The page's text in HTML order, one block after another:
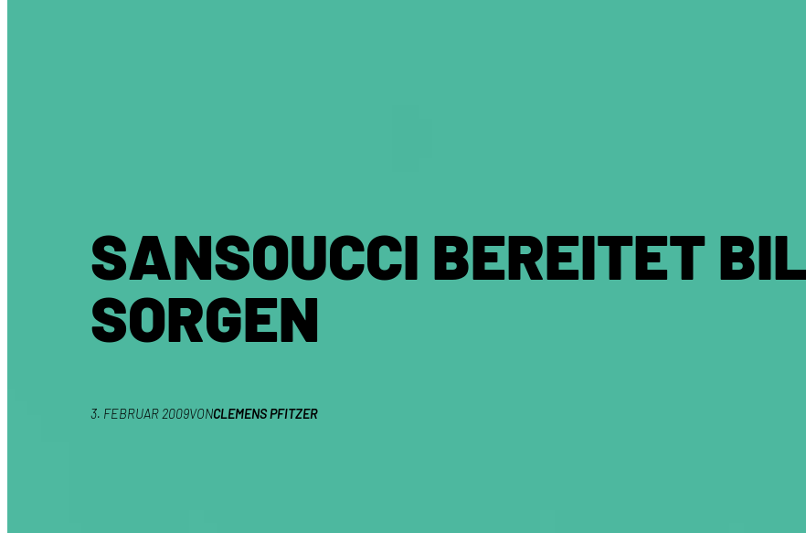
SANSOUCCI BEREITET
SORGEN
3. FEBRUAR 2009VONCLEMENS PFITZER